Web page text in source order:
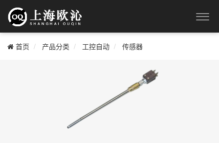
首页 产品分类 工控自动 传感器